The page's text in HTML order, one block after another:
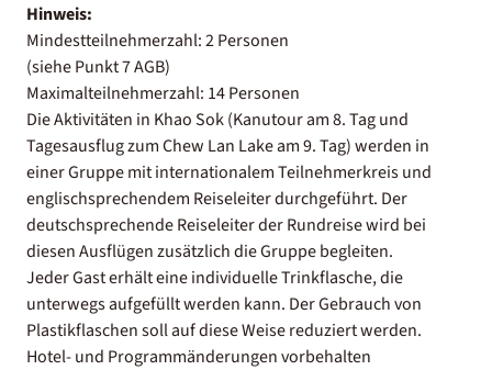
Hinweis:
Mindestteilnehmerzahl: 2 Personen
(siehe Punkt 7 AGB)
Maximalteilnehmerzahl: 14 Personen
Die Aktivitäten in Khao Sok (Kanutour am 8. Tag und
Tagesausflug zum Chew Lan Lake am 9. Tag) werden in
einer Gruppe mit internationalem Teilnehmerkreis und
englischsprechendem Reiseleiter durchgeführt. Der
deutschsprechende Reiseleiter der Rundreise wird bei
diesen Ausflügen zusätzlich die Gruppe begleiten.
Jeder Gast erhält eine individuelle Trinkflasche, die
unterwegs aufgefüllt werden kann. Der Gebrauch von
Plastikflaschen soll auf diese Weise reduziert werden.
Hotel- und Programmänderungen vorbehalten